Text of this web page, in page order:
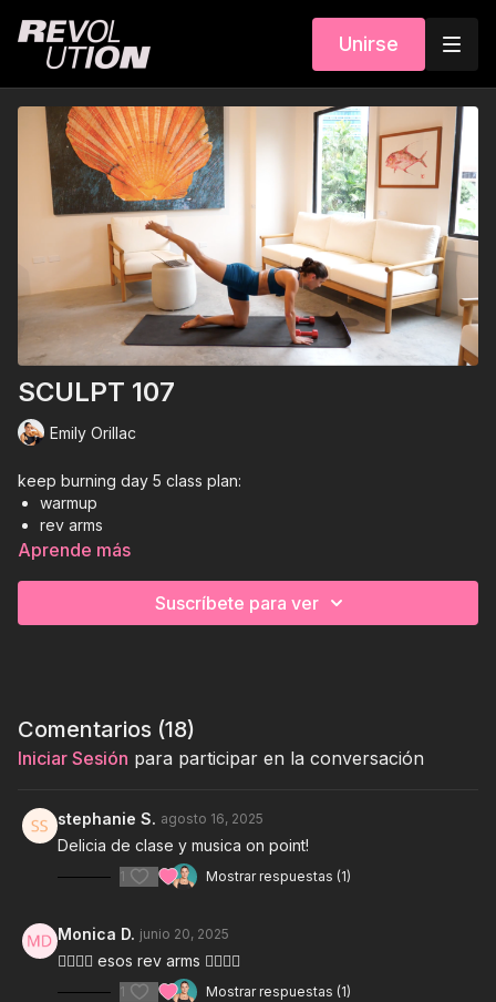
Unirse
SCULPT 107
Emily Orillac
keep burning day 5 class plan:
warmup
rev arms
plank series
*FUELED BY ATHLETA & MANSA
Aprende más
Suscríbete para ver
Comentarios (18)
Iniciar Sesión para participar en la conversación
stephanie S. agosto 16, 2025
Delicia de clase y musica on point!
1 Mostrar respuestas (1)
Monica D. junio 20, 2025
❤️‍🔥❤️‍🔥 esos rev arms ❤️‍🔥❤️‍🔥
1 Mostrar respuestas (1)